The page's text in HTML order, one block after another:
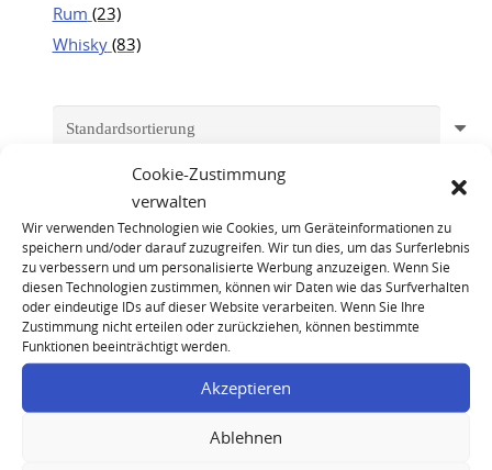
Cookie-Zustimmung
verwalten
Wir verwenden Technologien wie Cookies, um Geräteinformationen zu
speichern und/oder darauf zuzugreifen. Wir tun dies, um das Surferlebnis
zu verbessern und um personalisierte Werbung anzuzeigen. Wenn Sie
diesen Technologien zustimmen, können wir Daten wie das Surfverhalten
oder eindeutige IDs auf dieser Website verarbeiten. Wenn Sie Ihre
Zustimmung nicht erteilen oder zurückziehen, können bestimmte
Funktionen beeinträchtigt werden.
Akzeptieren
Ablehnen
Rum (23)
Whisky (83)